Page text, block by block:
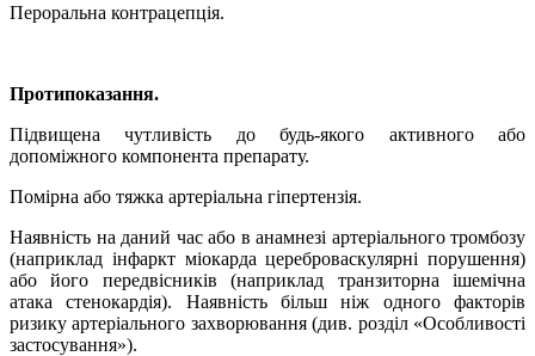
Пероральна контрацепція.
Протипоказання.
Підвищена чутливість до будь-якого активного або
допоміжного компонента препарату.
Помірна або тяжка артеріальна гіпертензія.
Наявність на даний час або в анамнезі артеріального тромбозу
(наприклад інфаркт міокарда цереброваскулярні порушення)
або його передвісників (наприклад транзиторна ішемічна
атака стенокардія). Наявність більш ніж одного факторів
ризику артеріального захворювання (див. розділ «Особливості
застосування»).